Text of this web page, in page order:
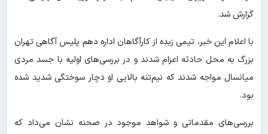
گزارش شد.
با اعلام این خبر، تیمی زبده از کارآگاهان اداره دهم پلیس آگاهی تهران
بزرگ به محل حادثه اعزام شدند و در بررسی‌های اولیه با جسد مردی
میانسال مواجه شدند که نیم‌تنه بالایی او دچار سوختگی شدید شده
بود.
بررسی‌های مقدماتی و شواهد موجود در صحنه نشان می‌داد که